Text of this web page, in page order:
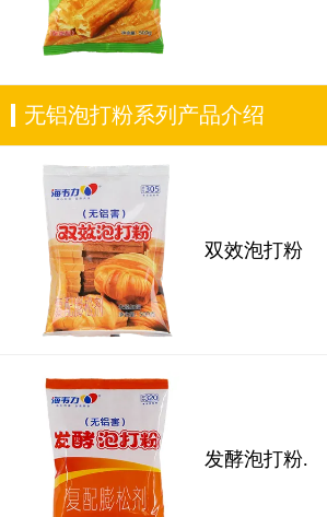
无铝泡打粉系列产品介绍
双效泡打粉
发酵泡打粉.